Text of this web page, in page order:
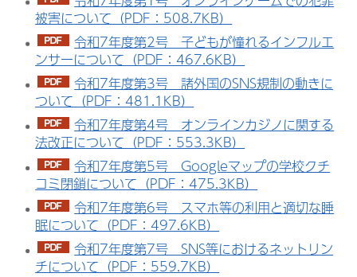
被害について（PDF：508.7KB）
令和7年度第2号 子どもが憧れるインフルエ
ンサーについて（PDF：467.6KB）
令和7年度第3号 諸外国のSNS規制の動きに
ついて（PDF：481.1KB）
令和7年度第4号 オンラインカジノに関する
法改正について（PDF：553.3KB）
令和7年度第5号 Googleマップの学校クチ
コミ閉鎖について（PDF：475.3KB）
令和7年度第6号 スマホ等の利用と適切な睡
眠について（PDF：497.6KB）
令和7年度第7号 SNS等におけるネットリン
チについて（PDF：559.7KB）